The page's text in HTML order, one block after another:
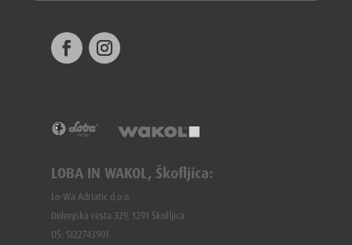
LOBA IN WAKOL, Škofljica:
Lo-Wa Adriatic d.o.o.
Dolenjska cesta 329, 1291 Škofljica
DŠ: SI22743901